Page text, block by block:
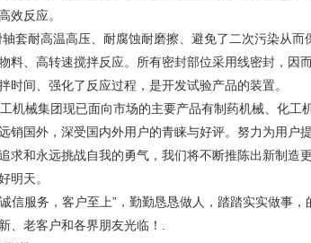
效反应。
耐高温高压、耐腐蚀耐磨擦、避免了二次污染从而
料、高转速搅拌反应。所有密封部位采用线密封，因
时间、强化了反应过程，是开发试验产品的装置。
机械集团现已面向市场的主要产品有制药机械、化工
销国外，深受国内外用户的青睐与好评。努力为用户
求和永远挑战自我的勇气，我们将不断推陈出新制造
明天。
服务，客户至上”，勤勤恳恳做人，踏踏实实做事，
、老客户和各界朋友光临！.